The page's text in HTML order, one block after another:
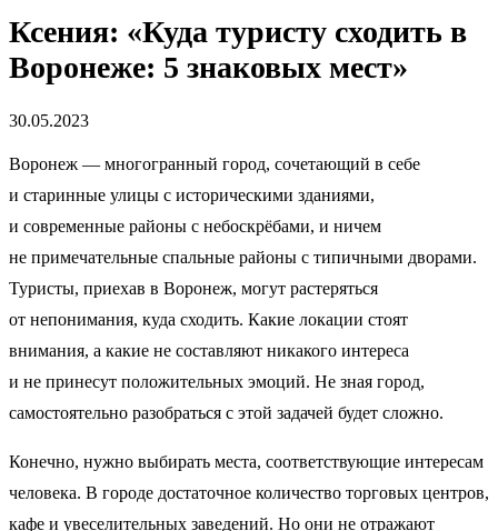
Ксения: «Куда туристу сходить в
Воронеже: 5 знаковых мест»
30.05.2023
Воронеж — многогранный город, сочетающий в себе
и старинные улицы с историческими зданиями,
и современные районы с небоскрёбами, и ничем
не примечательные спальные районы с типичными дворами.
Туристы, приехав в Воронеж, могут растеряться
от непонимания, куда сходить. Какие локации стоят
внимания, а какие не составляют никакого интереса
и не принесут положительных эмоций. Не зная город,
самостоятельно разобраться с этой задачей будет сложно.
Конечно, нужно выбирать места, соответствующие интересам
человека. В городе достаточное количество торговых центров,
кафе и увеселительных заведений. Но они не отражают